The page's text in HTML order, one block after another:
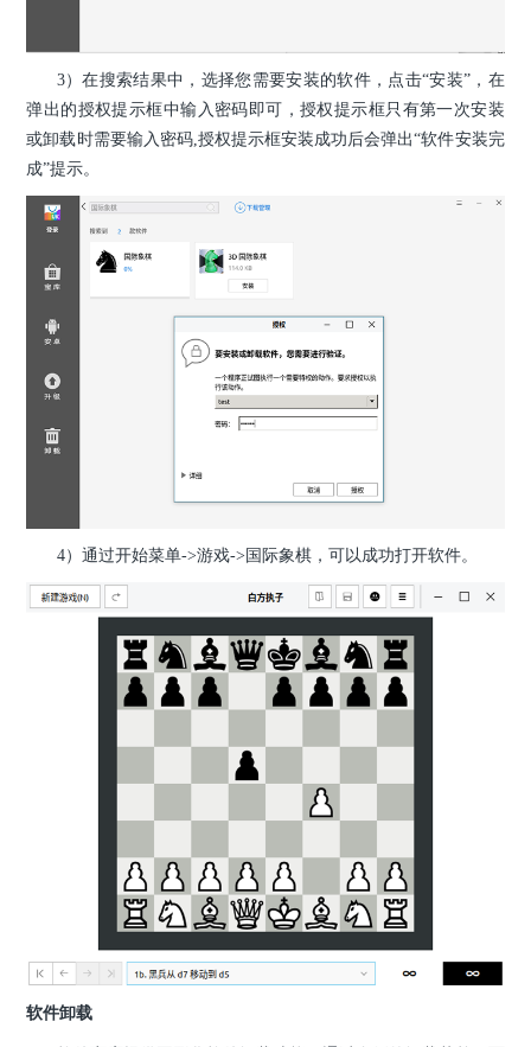
3）在搜索结果中，选择您需要安装的软件，点击“安装”，在
弹出的授权提示框中输入密码即可，授权提示框只有第一次安装
或卸载时需要输入密码,授权提示框安装成功后会弹出“软件安装完
成”提示。
4）通过开始菜单->游戏->国际象棋，可以成功打开软件。
软件卸载